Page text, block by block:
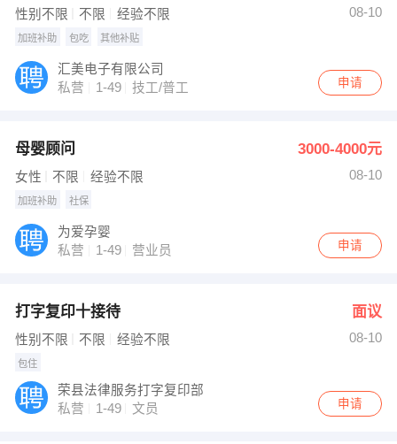
性别不限 不限 经验不限 08-10
加班补助 包吃 其他补贴
汇美电子有限公司
私营
1-49 技工/普工 申请
母婴顾问 3000-4000元
女性 不限 经验不限 08-10
加班补助 社保
为爱孕婴
私营
1-49 营业员 申请
打字复印十接待 面议
性别不限 不限 经验不限 08-10
包住
荣县法律服务打字复印部
私营
1-49 文员 申请